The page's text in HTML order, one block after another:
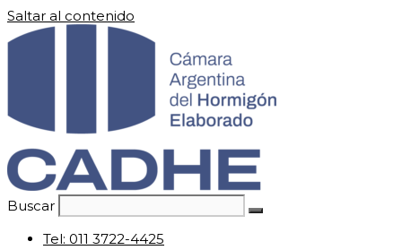
Saltar al contenido
Buscar
Tel: 011 3722-4425